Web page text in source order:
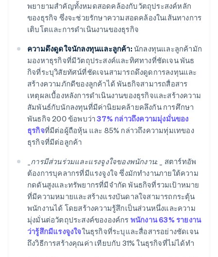
พยายามสำคัญทั้งหมดสอดคล้องกับวัตถุประสงค์หลัก
ของธุรกิจ ซึ่งจะช่วยรักษาความสอดคล้องในเส้นทางการ
เติบโตและการดำเนินงานของธุรกิจ
ความดึงดูดใจนักลงทุนและลูกค้า:นักลงทุนและลูกค้ามัก
มองหาธุรกิจที่มีวัตถุประสงค์และทิศทางที่ชัดเจน พันธ
กิจที่ระบุวิสัยทัศน์ที่ชัดเจนสามารถดึงดูดการลงทุนและ
สร้างความภักดีของลูกค้าได้ พันธกิจสามารถสื่อสาร
เหตุผลเบื้องหลังการดำเนินงานของธุรกิจและสร้างความ
สัมพันธ์กับนักลงทุนที่มีค่านิยมคล้ายคลึงกัน การศึกษา
พันธกิจ 200 ข้อพบว่า37% กล่าวถึงความมุ่งมั่นของ
ธุรกิจที่มีต่อผู้ถือหุ้น และ 85% กล่าวถึงความทุ่มเทของ
ธุรกิจที่มีต่อลูกค้า
การมีส่วนร่วมและแรงจูงใจของพนักงาน: _
สตาร์ทอัพ
ต้องการบุคลากรที่มีแรงจูงใจ ซึ่งมักทำงานภายใต้ความ
กดดันสูงและทรัพยากรที่มีจำกัด พันธกิจที่รวมเป้าหมาย
ที่มีความหมายและสร้างแรงบันดาลใจสามารถกระตุ้น
พนักงานได้ โดยสร้างความรู้สึกเป็นส่วนหนึ่งและความ
มุ่งมั่นต่อวัตถุประสงค์ขององค์กร พนักงาน 63% รายงาน
ว่ารู้สึกมีแรงจูงใจในธุรกิจที่ระบุและสื่อสารอย่างชัดเจน
ถึงวิธีการสร้างคุณค่า เทียบกับ 31% ในธุรกิจที่ไม่ได้ทำ